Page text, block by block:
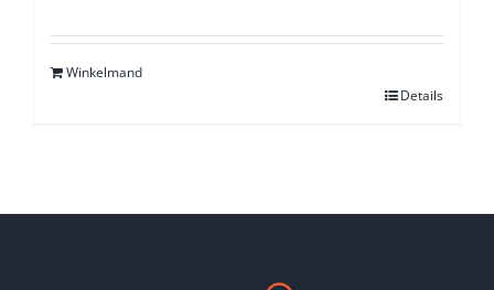
Winkelmand
Details